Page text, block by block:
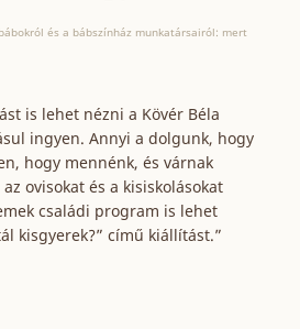
és a bábszínház munkatársairól: mert
is lehet nézni a Kövér Béla
ingyen. Annyi a dolgunk, hogy
hogy mennénk, és várnak
ovisokat és a kisiskolásokat
családi program is lehet
kisgyerek?” című kiállítást.”